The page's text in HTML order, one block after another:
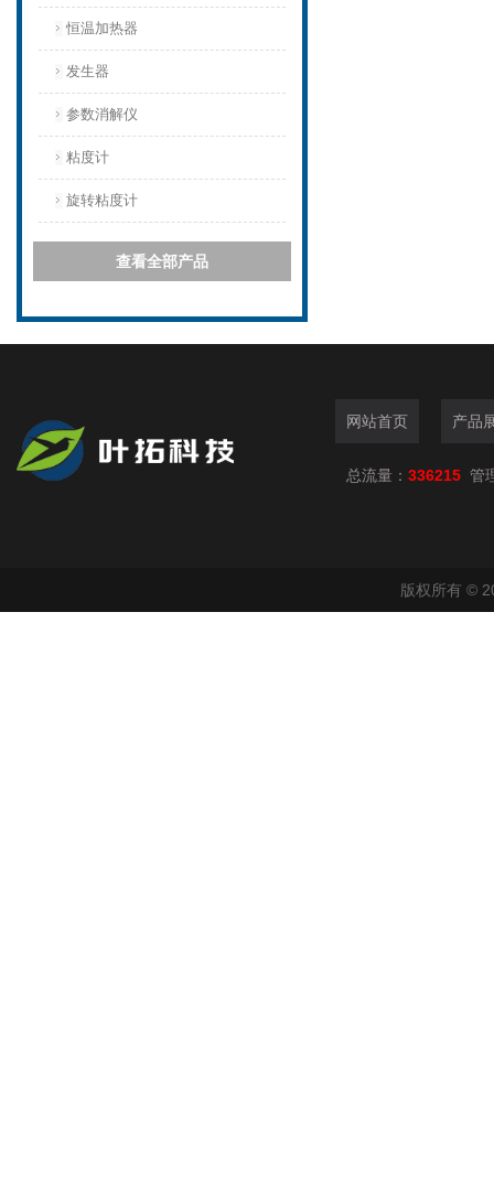
恒温加热器
发生器
参数消解仪
粘度计
旋转粘度计
查看全部产品
网站首页 产品
总流量： 336215 管
版权所有 ©